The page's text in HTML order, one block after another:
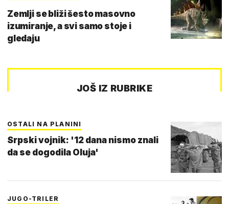
Zemlji se bliži šesto masovno
izumiranje, a svi samo stoje i
gledaju
JOŠ IZ RUBRIKE
OSTALI NA PLANINI
Srpski vojnik: '12 dana nismo znali
da se dogodila Oluja'
JUGO-TRILER